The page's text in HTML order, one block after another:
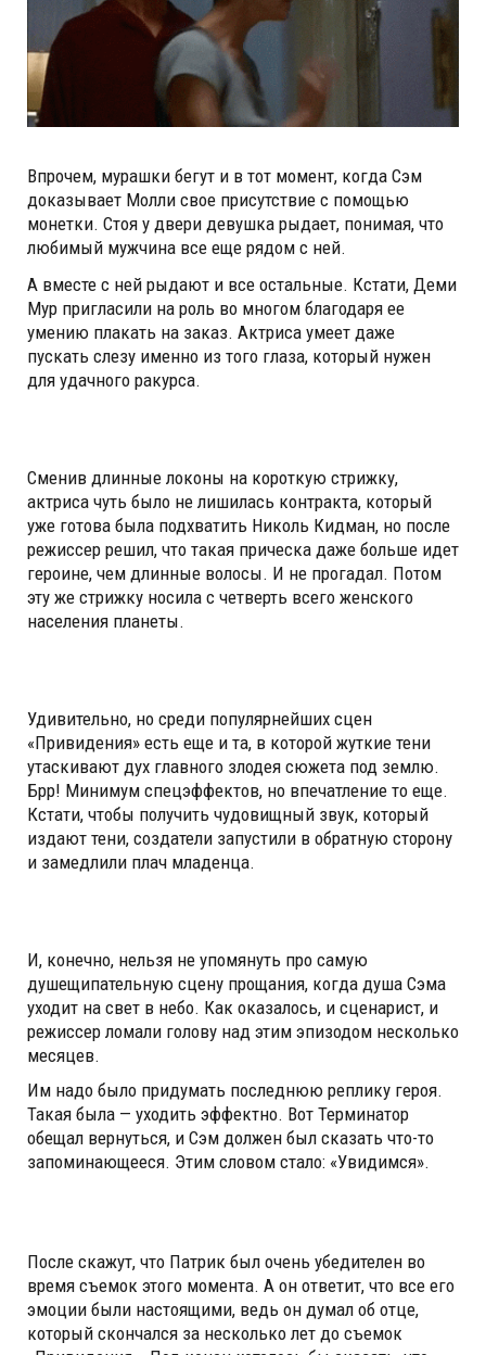
Впрочем, мурашки бегут и в тот момент, когда Сэм
доказывает Молли свое присутствие с помощью
монетки. Стоя у двери девушка рыдает, понимая, что
любимый мужчина все еще рядом с ней.
А вместе с ней рыдают и все остальные. Кстати, Деми
Мур пригласили на роль во многом благодаря ее
умению плакать на заказ. Актриса умеет даже
пускать слезу именно из того глаза, который нужен
для удачного ракурса.
Сменив длинные локоны на короткую стрижку,
актриса чуть было не лишилась контракта, который
уже готова была подхватить Николь Кидман, но после
режиссер решил, что такая прическа даже больше идет
героине, чем длинные волосы. И не прогадал. Потом
эту же стрижку носила с четверть всего женского
населения планеты.
Удивительно, но среди популярнейших сцен
«Привидения» есть еще и та, в которой жуткие тени
утаскивают дух главного злодея сюжета под землю.
Брр! Минимум спецэффектов, но впечатление то еще.
Кстати, чтобы получить чудовищный звук, который
издают тени, создатели запустили в обратную сторону
и замедлили плач младенца.
И, конечно, нельзя не упомянуть про самую
душещипательную сцену прощания, когда душа Сэма
уходит на свет в небо. Как оказалось, и сценарист, и
режиссер ломали голову над этим эпизодом несколько
месяцев.
Им надо было придумать последнюю реплику героя.
Такая была — уходить эффектно. Вот Терминатор
обещал вернуться, и Сэм должен был сказать что-то
запоминающееся. Этим словом стало: «Увидимся».
После скажут, что Патрик был очень убедителен во
время съемок этого момента. А он ответит, что все его
эмоции были настоящими, ведь он думал об отце,
который скончался за несколько лет до съемок